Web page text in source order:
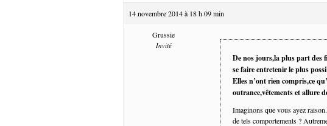
14 novembre 2014 à 18 h 09 min
Grussie
Invité
De nos jours,la plus part des
se faire entretenir le plus
Elles n’ont rien compris,ce
outrance,vêtements et allure
Imaginons que vous ayez
de tels comportements ?